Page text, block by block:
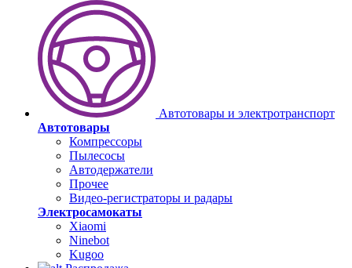
Автотовары и электротранспорт
Автотовары
Компрессоры
Пылесосы
Автодержатели
Прочее
Видео-регистраторы и радары
Электросамокаты
Xiaomi
Ninebot
Kugoo